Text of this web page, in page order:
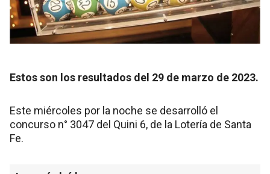
Estos son los resultados del 29 de marzo de 2023.
Este miércoles por la noche se desarrolló el
concurso n° 3047 del Quini 6, de la Lotería de Santa
Fe.